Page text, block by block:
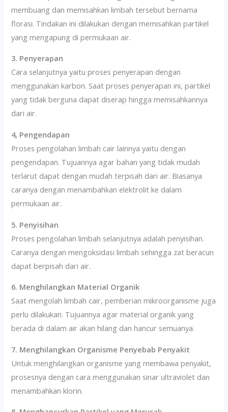
membuang dan memisahkan limbah tersebut bernama
florasi. Tindakan ini dilakukan dengan memisahkan partikel
yang mengapung di permukaan air.
3. Penyerapan
Cara selanjutnya yaitu proses penyerapan dengan
menggunakan karbon. Saat proses penyerapan ini, partikel
yang tidak berguna dapat diserap hingga memisahkannya
dari air.
4, Pengendapan
Proses pengolahan limbah cair lainnya yaitu dengan
pengendapan. Tujuannya agar bahan yang tidak mudah
terlarut dapat dengan mudah terpisah dari air. Biasanya
caranya dengan menambahkan elektrolit ke dalam
permukaan air.
5. Penyisihan
Proses pengolahan limbah selanjutnya adalah penyisihan.
Caranya dengan mengoksidasi limbah sehingga zat beracun
dapat berpisah dari air.
6. Menghilangkan Material Organik
Saat mengolah limbah cair, pemberian mikroorganisme juga
perlu dilakukan. Tujuannya agar material organik yang
berada di dalam air akan hilang dan hancur semuanya.
7. Menghilangkan Organisme Penyebab Penyakit
Untuk menghilangkan organisme yang membawa penyakit,
prosesnya dengan cara menggunakan sinar ultraviolet dan
menambahkan klorin.